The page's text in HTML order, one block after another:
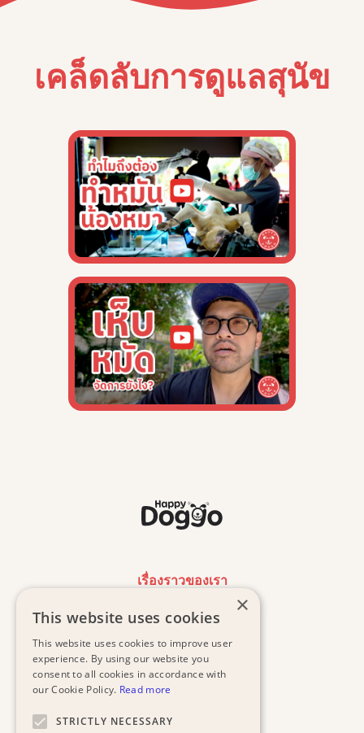
เคล็ดลับการดูแลสุนัข
เรื่องราวของเรา
งานของเรา
น้องหมาที่รอการรับเลี้ยง
ค้นหาคลินิกฟรี
×
This website uses cookies
This website uses cookies to improve user
experience. By using our website you
consent to all cookies in accordance with
our Cookie Policy. Read more
STRICTLY NECESSARY